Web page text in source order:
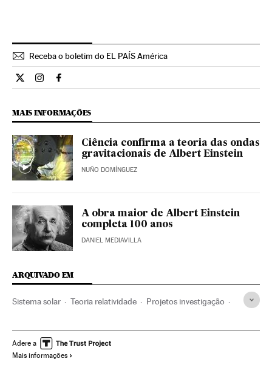
Receba o boletim do EL PAÍS América
Ciencia El País Brasil en Twitter
Ciencia El País Brasil en Instagram
Ciencia El País Brasil en Facebook
MAIS INFORMAÇÕES
Ciência confirma a teoria das ondas
gravitacionais de Albert Einstein
NUÑO DOMÍNGUEZ
A obra maior de Albert Einstein
completa 100 anos
DANIEL MEDIAVILLA
ARQUIVADO EM
Sistema solar Teoria relatividade Projetos investigação
História Ciência Física quântica
Astronomia
Adere a
Mais informações